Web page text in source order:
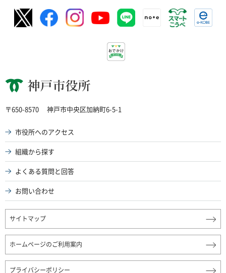
神戸市役所
〒650-8570 神戸市中央区加納町6-5-1
市役所へのアクセス
組織から探す
よくある質問と回答
お問い合わせ
サイトマップ
ホームページのご利用案内
プライバシーポリシー